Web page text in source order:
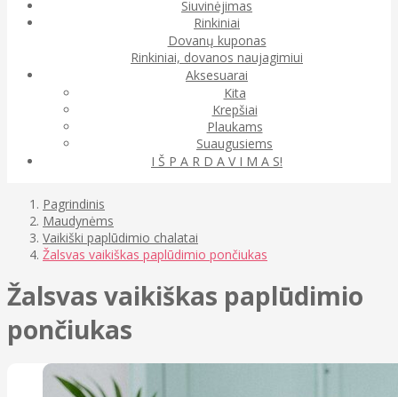
Siuvinėjimas
Rinkiniai
Dovanų kuponas
Rinkiniai, dovanos naujagimiui
Aksesuarai
Kita
Krepšiai
Plaukams
Suaugusiems
I Š P A R D A V I M A S!
Pagrindinis
Maudynėms
Vaikiški paplūdimio chalatai
Žalsvas vaikiškas paplūdimio pončiukas
Žalsvas vaikiškas paplūdimio
pončiukas